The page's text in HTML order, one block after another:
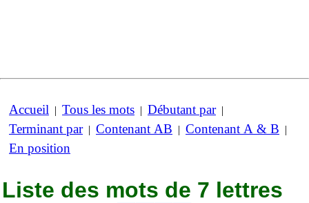
Accueil | Tous les mots | Débutant par|
Terminant par| Contenant AB | Contenant A & B |
En position
Liste des mots de 7 lettres